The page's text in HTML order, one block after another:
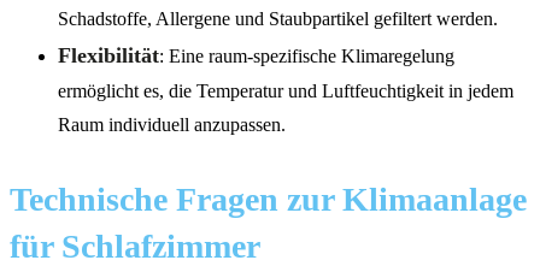
Schadstoffe, Allergene und Staubpartikel gefiltert werden.
Flexibilität: Eine raum-spezifische Klimaregelung
ermöglicht es, die Temperatur und Luftfeuchtigkeit in jedem
Raum individuell anzupassen.
Technische Fragen zur Klimaanlage
für Schlafzimmer